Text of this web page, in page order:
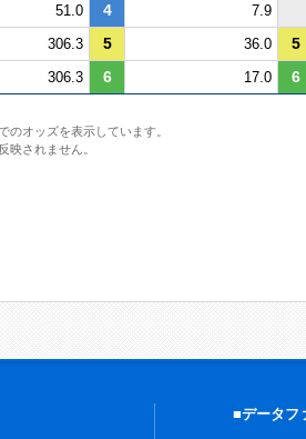
51.0 4 7.9
306.3 5 36.0 5
306.3 6 17.0 6
のオッズを表示しています。
映されません。
■データフ